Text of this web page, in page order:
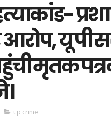
यू पी
मृतक
up crime